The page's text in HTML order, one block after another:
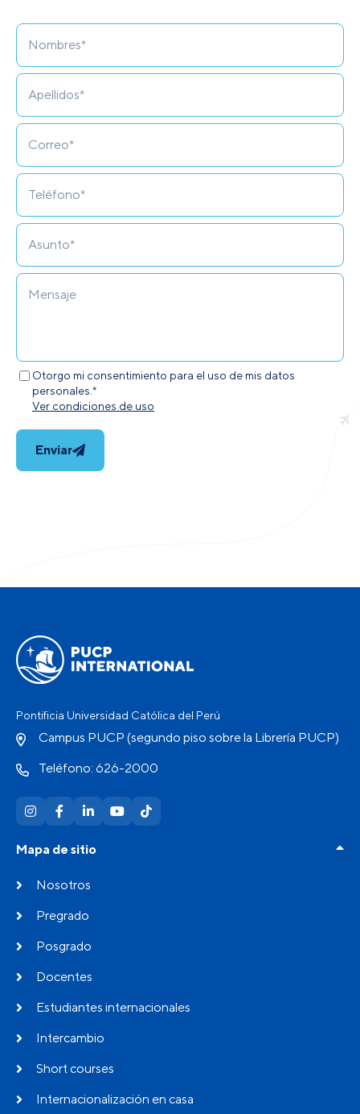
Otorgo mi consentimiento para el uso de mis datos
personales.*
Ver condiciones de uso
Enviar
Pontificia Universidad Católica del Perú
Campus PUCP (segundo piso sobre la Librería PUCP)
Teléfono: 626-2000
Mapa de sitio
Nosotros
Pregrado
Posgrado
Docentes
Estudiantes internacionales
Intercambio
Short courses
Internacionalización en casa